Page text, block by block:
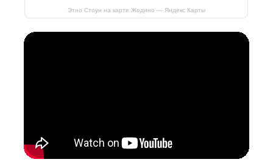
Этно Стоун на карте Жодино — Яндекс Карты